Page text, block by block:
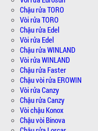
Chậu rửa TORO
Vòi rửa TORO
Chậu rửa Edel
Vòi rửa Edel
Chậu rửa WINLAND
Vòi rửa WINLAND
Chậu rửa Faster
Chậu vòi rửa EROWIN
Vòi rửa Canzy
Chậu rửa Canzy
Vòi chậu Konox
Chậu vòi Binova